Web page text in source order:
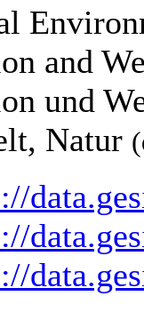
and
und
Natur